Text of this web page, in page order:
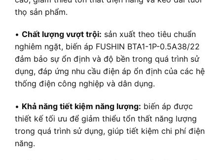
thọ sản phẩm.
• Chất lượng vượt trội: sản xuất theo tiêu chuẩn
nghiêm ngặt, biến áp FUSHIN BTA1-1P-0.5A38/22
đảm bảo sự ổn định và độ bền trong quá trình sử
dụng, đáp ứng nhu cầu điện áp ổn định của các hệ
thống điện công nghiệp và dân dụng.
• Khả năng tiết kiệm năng lượng: biến áp được
thiết kế tối ưu để giảm thiểu tổn thất năng lượng
trong quá trình sử dụng, giúp tiết kiệm chi phí điện
năng.